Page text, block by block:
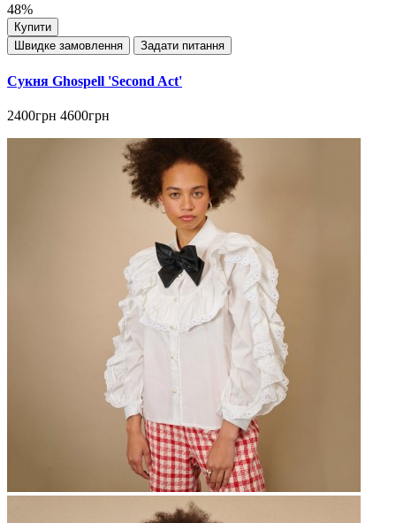
48%
Купити
Швидке замовлення
Задати питання
Сукня Ghospell 'Second Act'
2400грн 4600грн